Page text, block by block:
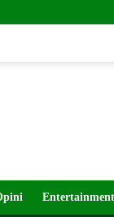
Fraksi
Entertainment